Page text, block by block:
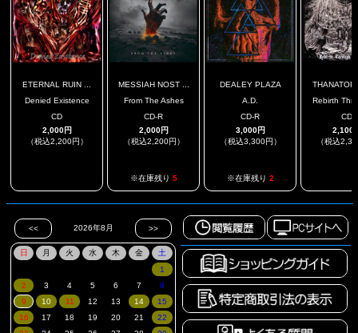
ETERNAL RUIN ...
Denied Existence
CD
2,000円
（税込2,200円）
MESSIAH NOST ...
From The Ashes
CD-R
2,000円
（税込2,200円）
※在庫残り 5
DEALEY PLAZA
A.D.
CD-R
3,000円
（税込3,300円）
※在庫残り 2
Rebirth
CD
2,100
（税込